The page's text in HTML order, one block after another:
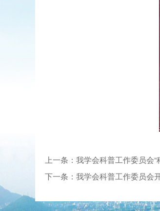
上一条：我学会科普工作委员会
下一条：我学会科普工作委员会